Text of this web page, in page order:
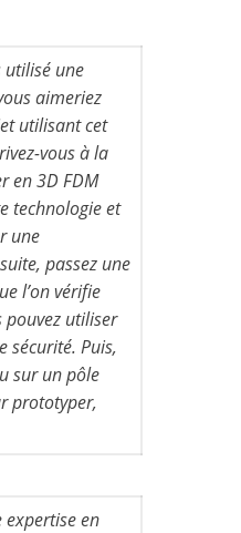
utilisé une
aimeriez
utilisant cet
vous à la
en 3D FDM
technologie et
une
passez une
l’on vérifie
pouvez utiliser
sécurité. Puis,
sur un pôle
prototyper,
expertise en